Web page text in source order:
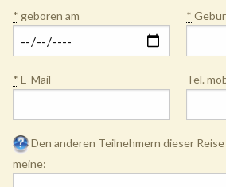
* geboren am *
* E-Mail Tel.
Den anderen Teilnehmern dieser
meine: